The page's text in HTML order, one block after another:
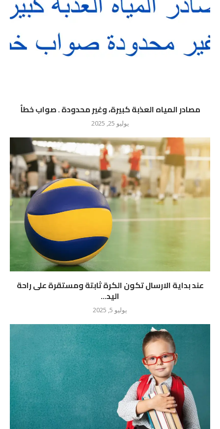
مصادر المياه العذبة كبيرة، وغير محدودة . صواب خطأ
يوليو 25, 2025
عند بداية الارسال تكون الكرة ثابتة ومستقرة على راحة
اليد...
يوليو 5, 2025